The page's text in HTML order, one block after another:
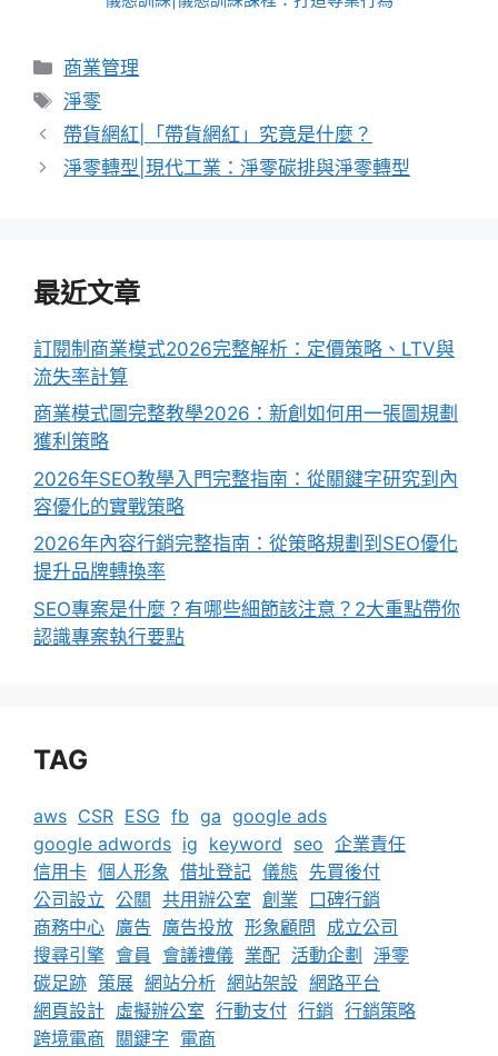
分
類
商業管理
標
籤
淨零
帶貨網紅|「帶貨網紅」究竟是什麼？
淨零轉型|現代工業：淨零碳排與淨零轉型
最近文章
訂閱制商業模式2026完整解析：定價策略、LTV與
流失率計算
商業模式圖完整教學2026：新創如何用一張圖規劃
獲利策略
2026年SEO教學入門完整指南：從關鍵字研究到內
容優化的實戰策略
2026年內容行銷完整指南：從策略規劃到SEO優化
提升品牌轉換率
SEO專案是什麼？有哪些細節該注意？2大重點帶你
認識專案執行要點
TAG
aws CSR ESG fb ga google ads
google adwords ig keyword seo 企業責任
信用卡 個人形象 借址登記 儀態 先買後付
公司設立 公關 共用辦公室 創業
口碑行銷
商務中心 廣告 廣告投放 形象顧問 成立公司
搜尋引擎 會員 會議禮儀 業配 活動企劃 淨零
碳足跡 策展 網站分析 網站架設 網路平台
網頁設計 虛擬辦公室 行動支付 行銷 行銷策略
跨境電商 關鍵字 電商